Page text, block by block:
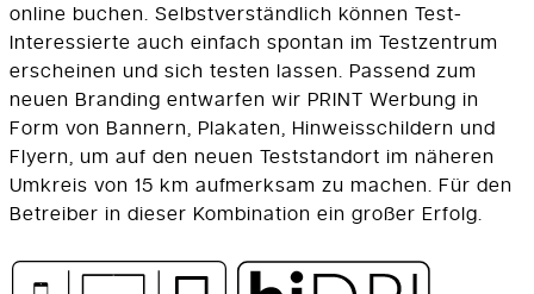
online buchen. Selbstverständlich können Test-
Interessierte auch einfach spontan im Testzentrum
erscheinen und sich testen lassen. Passend zum
neuen Branding entwarfen wir PRINT Werbung in
Form von Bannern, Plakaten, Hinweisschildern und
Flyern, um auf den neuen Teststandort im näheren
Umkreis von 15 km aufmerksam zu machen. Für den
Betreiber in dieser Kombination ein großer Erfolg.